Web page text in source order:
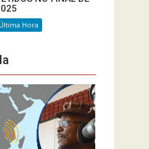
Última Hora